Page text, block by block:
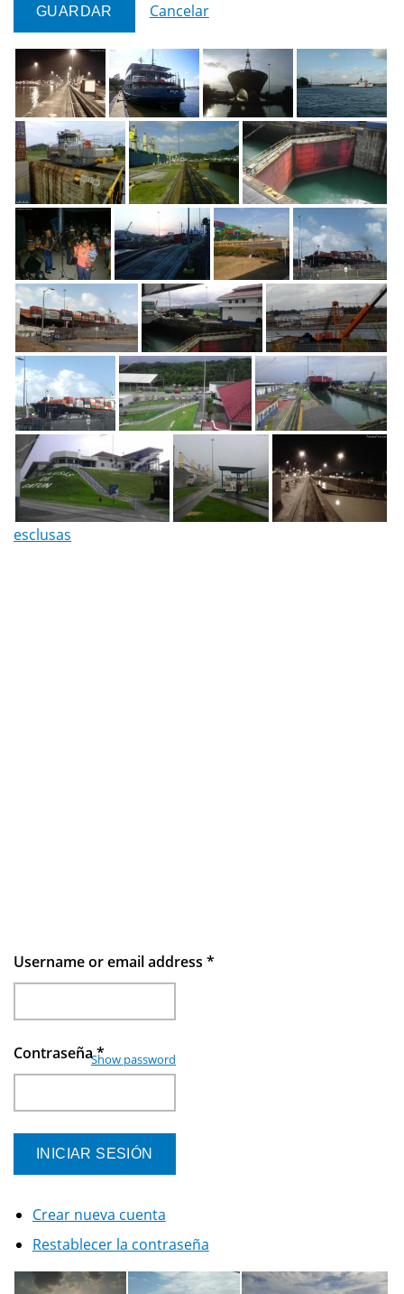
Cancelar
esclusas
Username or email address *
Contraseña*
Show password
Crear nueva cuenta
Restablecer la contraseña